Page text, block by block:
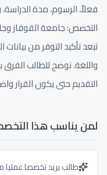
فعلاً، الرسوم، مدة
التخصص: جامعة القوقاز
واللغة. نوضح للطالب الفرق
التقديم حتى يكون القرار
لمن يناسب هذا
طالب يريد تخصصا عمليا